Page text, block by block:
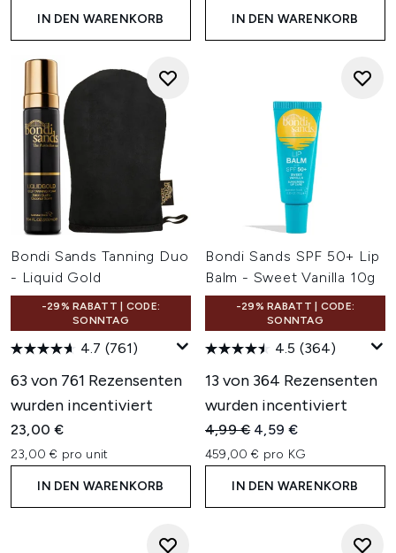
IN DEN WARENKORB IN DEN WARENKORB
Bondi Sands Tanning Duo
- Liquid Gold
-29% RABATT | CODE:
SONNTAG
4.7 (761)
63 von 761 Rezensenten
wurden incentiviert
23,00 €
23,00 € pro unit
IN DEN WARENKORB
Bondi Sands SPF 50+ Lip
Balm - Sweet Vanilla 10g
-29% RABATT | CODE:
SONNTAG
4.5 (364)
13 von 364 Rezensenten
wurden incentiviert
Unverbindliche
4,99 € Aktueller Preis:
4,59 €
459,00 € pro KG
IN DEN WARENKORB